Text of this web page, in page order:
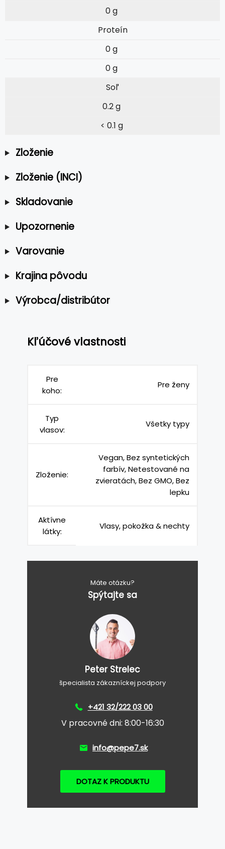
0 g
Proteín
0 g
0 g
Soľ
0.2 g
< 0.1 g
Zloženie
Zloženie (INCI)
Skladovanie
Upozornenie
Varovanie
Krajina pôvodu
Výrobca/distribútor
Kľúčové vlastnosti
Pre
koho:
Pre ženy
Typ
vlasov:
Všetky typy
Zloženie:
Vegan, Bez syntetických
farbív, Netestované na
zvieratách, Bez GMO, Bez
lepku
Aktívne
látky:
Vlasy, pokožka & nechty
Máte otázku?
Spýtajte sa
Peter Strelec
špecialista zákazníckej podpory
+421 32/222 03 00
V pracovné dni: 8:00-16:30
info@pepe7.sk
DOTAZ K PRODUKTU